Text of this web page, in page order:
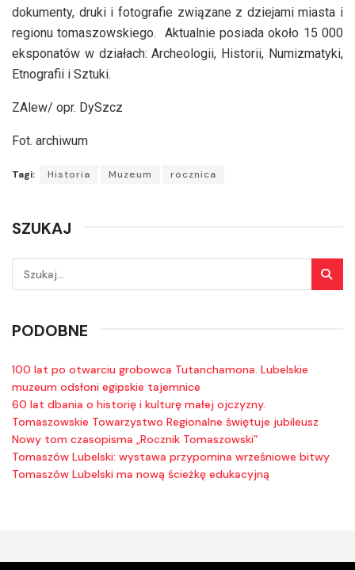
dokumenty, druki i fotografie związane z dziejami miasta i
regionu tomaszowskiego. Aktualnie posiada około 15 000
eksponatów w działach: Archeologii, Historii, Numizmatyki,
Etnografii i Sztuki.
ZAlew/ opr. DySzcz
Fot. archiwum
Tagi: Historia Muzeum rocznica
SZUKAJ
PODOBNE
100 lat po otwarciu grobowca Tutanchamona. Lubelskie
muzeum odsłoni egipskie tajemnice
60 lat dbania o historię i kulturę małej ojczyzny.
Tomaszowskie Towarzystwo Regionalne świętuje jubileusz
Nowy tom czasopisma „Rocznik Tomaszowski”
Tomaszów Lubelski: wystawa przypomina wrześniowe bitwy
Tomaszów Lubelski ma nową ścieżkę edukacyjną